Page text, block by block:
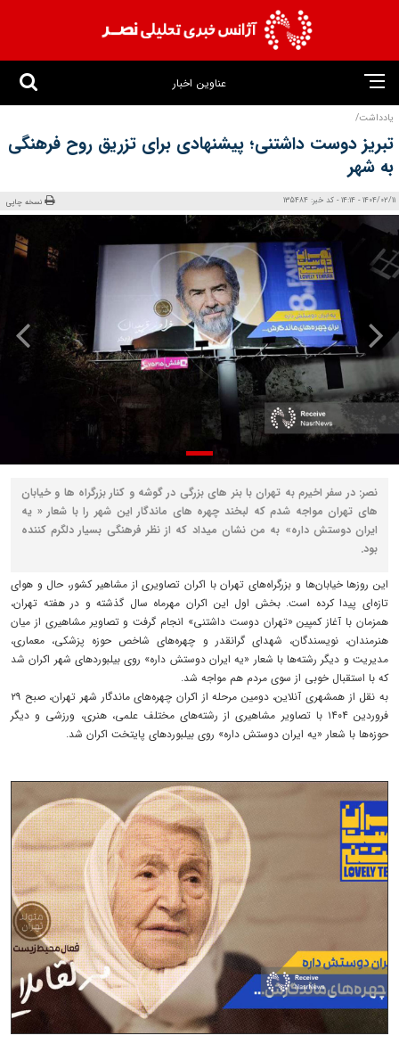
عناوین اخبار
یادداشت/
تبریز دوست داشتنی؛ پیشنهادی برای تزریق روح فرهنگی
به شهر
1404/02/11 - 14:14 - کد خبر: 135484 نسخه چاپی
نصر: در سفر اخیرم به تهران با بنر های بزرگی در گوشه و کنار بزرگراه ها و خیابان
های تهران مواجه شدم که لبخند چهره های ماندگار این شهر را با شعار « یه
ایران دوستش داره» به من نشان میداد که از نظر فرهنگی بسیار دلگرم کننده
بود.
این روزها خیابان‌ها و بزرگراه‌های تهران با اکران تصاویری از مشاهیر کشور، حال و هوای
تازه‌ای پیدا کرده است. بخش اول این اکران مهرماه سال گذشته و در هفته تهران،
همزمان با آغاز کمپین «تهران دوست داشتنی» انجام گرفت و تصاویر مشاهیری از میان
هنرمندان، نویسندگان، شهدای گرانقدر و چهره‌های شاخص حوزه پزشکی، معماری،
مدیریت و دیگر رشته‌ها با شعار «یه ایران دوستش داره» روی بیلبوردهای شهر اکران شد
که با استقبال خوبی از سوی مردم هم مواجه شد.
به نقل از همشهری آنلاین، دومین مرحله از اکران چهره‌های ماندگار شهر تهران، صبح ۲۹
فروردین ۱۴۰۴ با تصاویر مشاهیری از رشته‌های مختلف علمی، هنری، ورزشی و دیگر
حوزه‌ها با شعار «یه ایران دوستش داره» روی بیلبوردهای پایتخت اکران شد.